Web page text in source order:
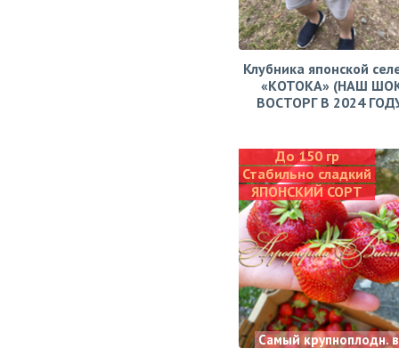
Клубника японской
«КОТОКА» (НАШ
ВОСТОРГ В 2024
До 150 гр
Стабильно сладкий
ЯПОНСКИЙ СОРТ
Самый крупноплодн.